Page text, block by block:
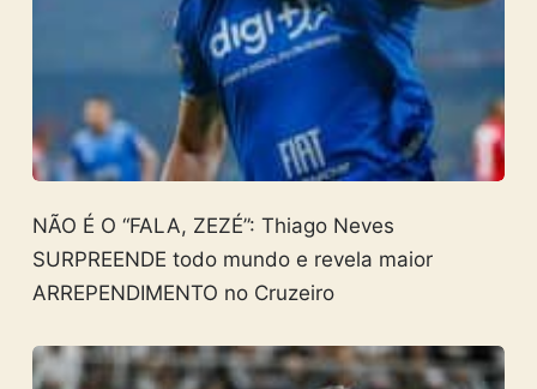
NÃO É O “FALA, ZEZÉ”: Thiago Neves
SURPREENDE todo mundo e revela maior
ARREPENDIMENTO no Cruzeiro